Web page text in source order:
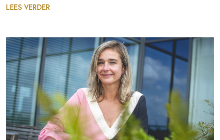
LEES VERDER